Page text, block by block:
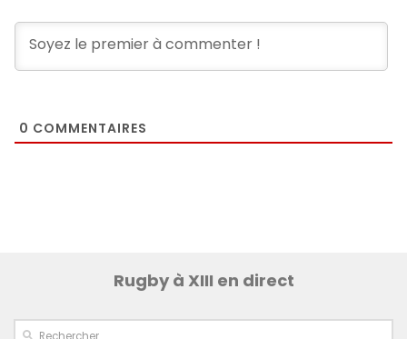
0 COMMENTAIRES
Rugby à XIII en direct